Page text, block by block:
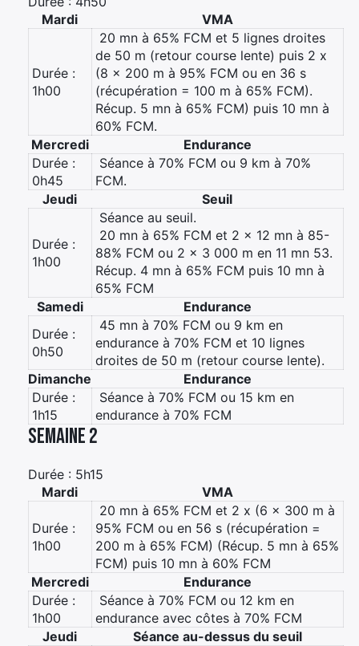
Mardi
VMA
Durée :
1h00
 20 mn à 65% FCM et 5 lignes droites
de 50 m (retour course lente) puis 2 x
(8 x 200 m à 95% FCM ou en 36 s
(récupération = 100 m à 65% FCM).
Récup. 5 mn à 65% FCM) puis 10 mn à
60% FCM.
Mercredi
Endurance
Durée :
0h45
 Séance à 70% FCM ou 9 km à 70%
FCM.
Jeudi
Seuil
Durée :
1h00
 Séance au seuil.
 20 mn à 65% FCM et 2 x 12 mn à 85-
88% FCM ou 2 x 3 000 m en 11 mn 53.
Récup. 4 mn à 65% FCM puis 10 mn à
65% FCM
Samedi
Endurance
Durée :
0h50
 45 mn à 70% FCM ou 9 km en
endurance à 70% FCM et 10 lignes
droites de 50 m (retour course lente).
Dimanche
Endurance
Durée :
1h15
 Séance à 70% FCM ou 15 km en
endurance à 70% FCM
Semaine 2
Durée : 5h15
Mardi
VMA
Durée :
1h00
 20 mn à 65% FCM et 2 x (6 x 300 m à
95% FCM ou en 56 s (récupération =
200 m à 65% FCM) (Récup. 5 mn à 65%
FCM) puis 10 mn à 60% FCM
Mercredi
Endurance
Durée :
1h00
 Séance à 70% FCM ou 12 km en
endurance avec côtes à 70% FCM
Jeudi
Séance au-dessus du seuil